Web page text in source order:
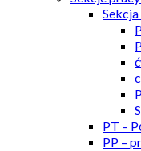
PT –
PP –